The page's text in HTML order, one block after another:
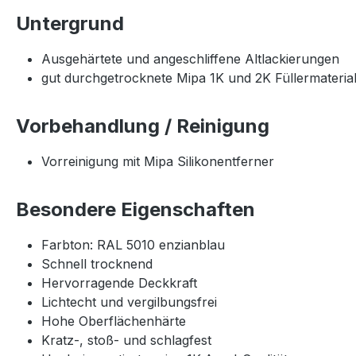
Untergrund
Ausgehärtete und angeschliffene Altlackierungen
gut durchgetrocknete Mipa 1K und 2K
Vorbehandlung / Reinigung
Vorreinigung mit Mipa Silikonentferner
Besondere Eigenschaften
Farbton: RAL 5010 enzianblau
Schnell trocknend
Hervorragende Deckkraft
Lichtecht und vergilbungsfrei
Hohe Oberflächenhärte
Kratz-, stoß- und schlagfest